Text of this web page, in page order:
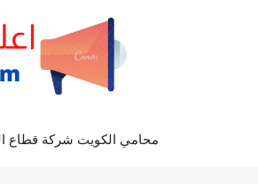
محامي الكويت شركة قطاع